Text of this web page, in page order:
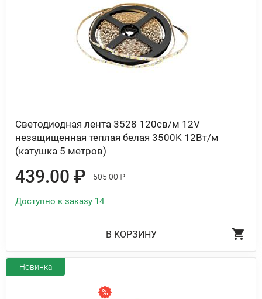
Светодиодная лента 3528 120св/м 12V
незащищенная теплая белая 3500K 12Вт/м
(катушка 5 метров)
439.00 ₽ 505.00 ₽
Доступно к заказу 14
В КОРЗИНУ
Новинка